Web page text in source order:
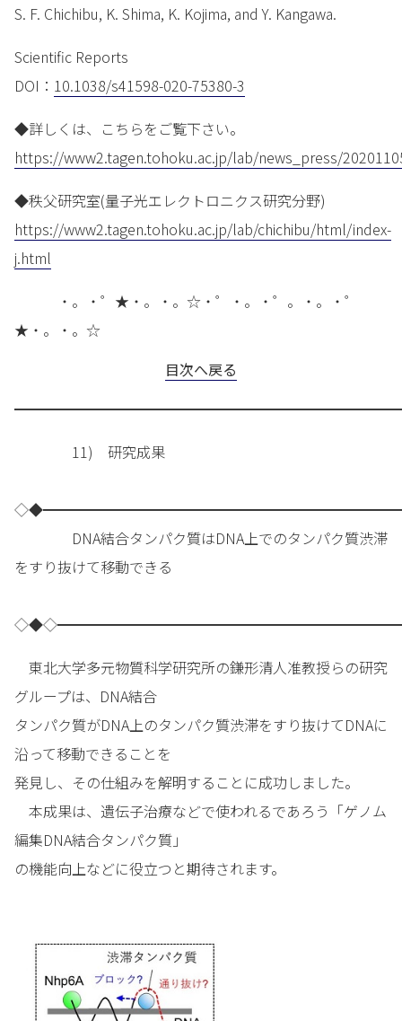
S. F. Chichibu, K. Shima, K. Kojima, and Y. Kangawa.
Scientific Reports
DOI： 10.1038/s41598-020-75380-3
◆詳しくは、こちらをご覧下さい。
https://www2.tagen.tohoku.ac.jp/lab/news_press/
◆秩父研究室(量子光エレクトロニクス研究分野)
https://www2.tagen.tohoku.ac.jp/lab/chichibu/html/index-
j.html
・。・゜★・。・。☆・゜・。・゜。・。・゜
★・。・。☆
目次へ戻る
11) 研究成果
DNA結合タンパク質はDNA上でのタンパク質渋滞
をすり抜けて移動できる
東北大学多元物質科学研究所の鎌形清人准教授らの研究
グループは、DNA結合
タンパク質がDNA上のタンパク質渋滞をすり抜けてDNAに
沿って移動できることを
発見し、その仕組みを解明することに成功しました。
本成果は、遺伝子治療などで使われるであろう「ゲノム
編集DNA結合タンパク質」
の機能向上などに役立つと期待されます。